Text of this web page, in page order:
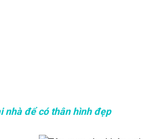
nhà để có thân hình đẹp